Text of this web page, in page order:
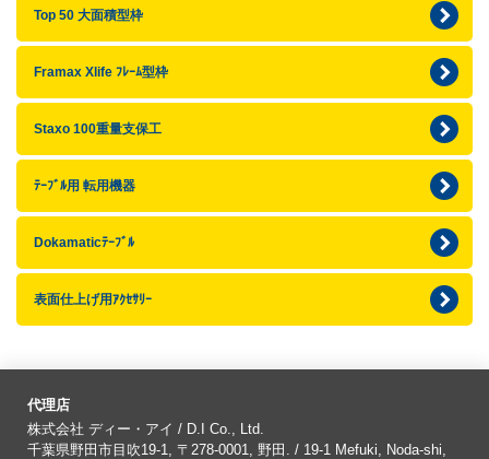
Top 50 大面積型枠
Framax Xlife ﾌﾚｰﾑ型枠
Staxo 100重量支保工
ﾃｰﾌﾞﾙ用 転用機器
Dokamaticﾃｰﾌﾞﾙ
表面仕上げ用ｱｸｾｻﾘｰ
代理店
株式会社 ディー・アイ / D.I Co., Ltd.
千葉県野田市目吹19-1, 〒278-0001, 野田. / 19-1 Mefuki, Noda-shi,